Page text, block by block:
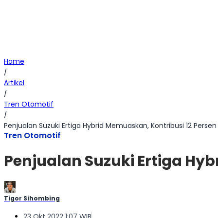
Home
/
Artikel
/
Tren Otomotif
/
Penjualan Suzuki Ertiga Hybrid Memuaskan, Kontribusi 12 Persen
Tren Otomotif
Penjualan Suzuki Ertiga
Tigor Sihombing